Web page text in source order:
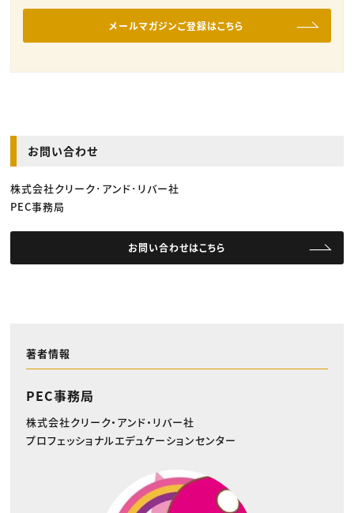
メールマガジンご登録はこちら
お問い合わせ
株式会社クリーク･アンド･リバー社
PEC事務局
お問い合わせはこちら
著者情報
PEC事務局
株式会社クリーク・アンド・リバー社
プロフェッショナルエデュケーションセンター